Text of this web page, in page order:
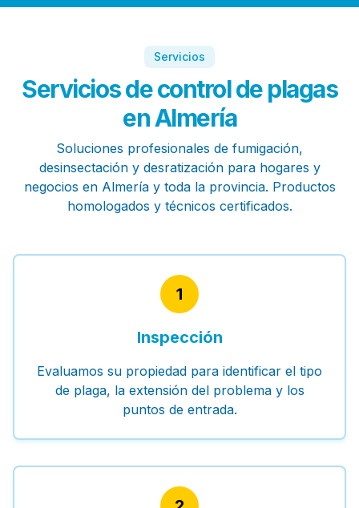
Servicios
Servicios de control de plagas
en Almería
Soluciones profesionales de fumigación,
desinsectación y desratización para hogares y
negocios en Almería y toda la provincia. Productos
homologados y técnicos certificados.
1
Inspección
Evaluamos su propiedad para identificar el tipo
de plaga, la extensión del problema y los
puntos de entrada.